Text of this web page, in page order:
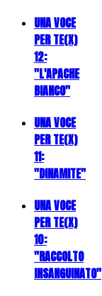
UNA VOCE
PER TE(X)
12:
"L'APACHE
BIANCO"
UNA VOCE
PER TE(X)
11:
"DINAMITE"
UNA VOCE
PER TE(X)
10:
"RACCOLTO
INSANGUINATO"